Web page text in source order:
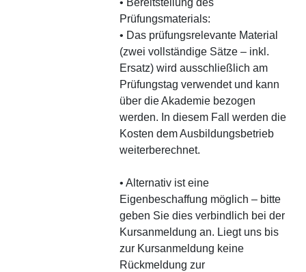
• Bereitstellung des
Prüfungsmaterials:
• Das prüfungsrelevante Material
(zwei vollständige Sätze – inkl.
Ersatz) wird ausschließlich am
Prüfungstag verwendet und kann
über die Akademie bezogen
werden. In diesem Fall werden die
Kosten dem Ausbildungsbetrieb
weiterberechnet.
• Alternativ ist eine
Eigenbeschaffung möglich – bitte
geben Sie dies verbindlich bei der
Kursanmeldung an. Liegt uns bis
zur Kursanmeldung keine
Rückmeldung zur